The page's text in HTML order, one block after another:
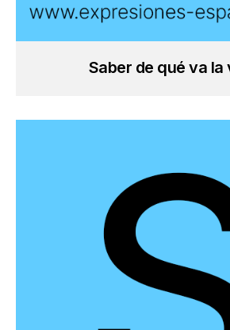
Saber de qué va la